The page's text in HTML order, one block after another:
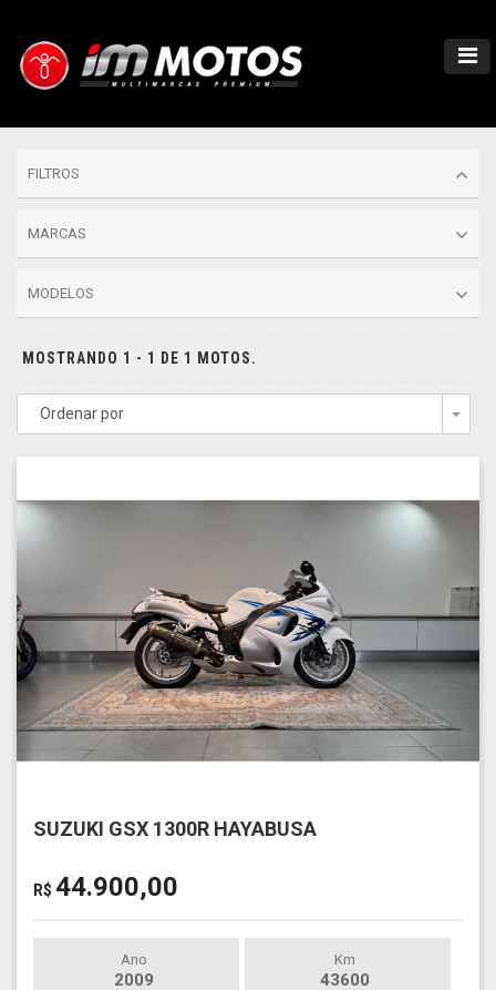
FILTROS
MARCAS
MODELOS
MOSTRANDO 1 - 1 DE 1 MOTOS.
Ordenar por
SUZUKI GSX 1300R HAYABUSA
R$ 44.900,00
Ano
2009
Km
43600